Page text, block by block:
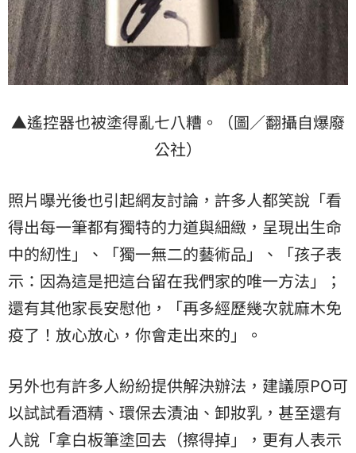
▲遙控器也被塗得亂七八糟。（圖／翻攝自爆廢
公社）
照片曝光後也引起網友討論，許多人都笑說「看
得出每一筆都有獨特的力道與細緻，呈現出生命
中的紉性」、「獨一無二的藝術品」、「孩子表
示：因為這是把這台留在我們家的唯一方法」；
還有其他家長安慰他，「再多經歷幾次就麻木免
疫了！放心放心，你會走出來的」。
另外也有許多人紛紛提供解決辦法，建議原PO可
以試試看酒精、環保去漬油、卸妝乳，甚至還有
人說「拿白板筆塗回去（擦得掉」，更有人表示